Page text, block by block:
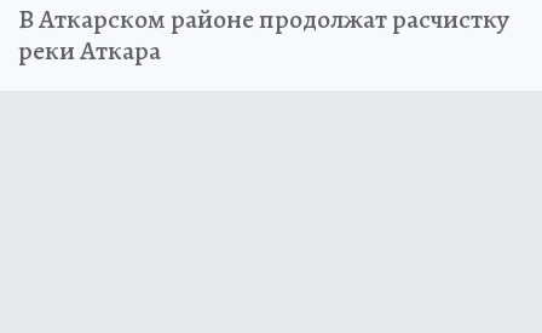
В Аткарском районе продолжат расчистку
реки Аткара